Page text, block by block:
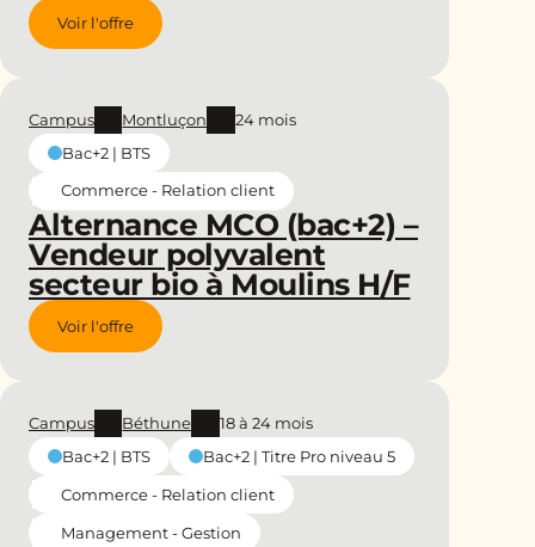
Voir l'offre
Alternance MCO (bac+2) –
Vendeur polyvalent
secteur bio à Moulins H/F
Campus Montluçon
24 mois
Bac+2 | BTS
Commerce - Relation client
Voir l'offre
Campus Béthune
18 à 24 mois
Bac+2 | BTS
Bac+2 | Titre Pro niveau 5
Commerce - Relation client
Management - Gestion